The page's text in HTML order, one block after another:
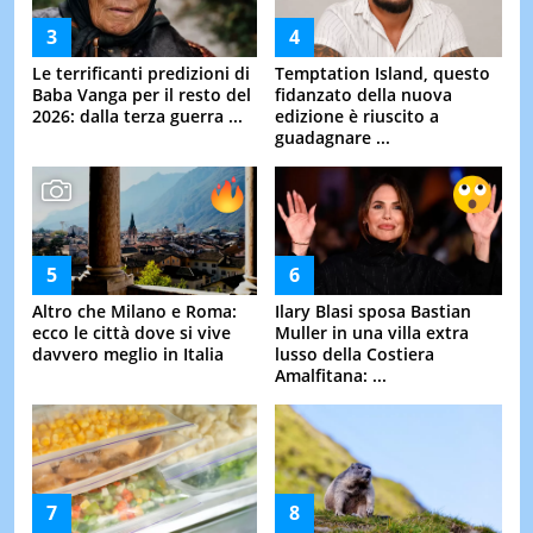
Le terrificanti predizioni di
Baba Vanga per il resto del
2026: dalla terza guerra ...
Temptation Island, questo
fidanzato della nuova
edizione è riuscito a
guadagnare ...
Altro che Milano e Roma:
ecco le città dove si vive
davvero meglio in Italia
Ilary Blasi sposa Bastian
Muller in una villa extra
lusso della Costiera
Amalfitana: ...